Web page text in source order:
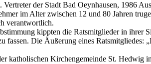
der Stadt Bad Oeynhausen, 1986
im Alter zwischen 12 und 80 Jahren
verantwortlich.
kippten die Ratsmitglieder in ihrer
Die Äußerung eines Ratsmitgliedes:
Kirchengemeinde St. Hedwig